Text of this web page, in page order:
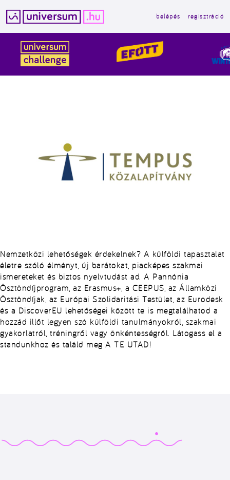
tartalomba
belépés regisztráció
Nemzetközi lehetőségek érdekelnek? A külföldi tapasztalat
életre szóló élményt, új barátokat, piacképes szakmai
ismereteket és biztos nyelvtudást ad. A Pannónia
Ösztöndíjprogram, az Erasmus+, a CEEPUS, az Államközi
Ösztöndíjak, az Európai Szolidaritási Testület, az Eurodesk
és a DiscoverEU lehetőségei között te is megtalálhatod a
hozzád illőt legyen szó külföldi tanulmányokról, szakmai
gyakorlatról, tréningről vagy önkéntességről. Látogass el a
standunkhoz és találd meg A TE UTAD!